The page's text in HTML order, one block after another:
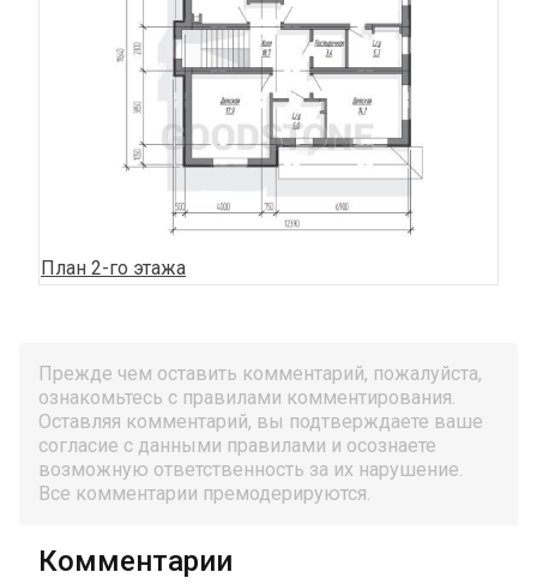
План 2-го этажа
Прежде чем оставить комментарий, пожалуйста,
ознакомьтесь с правилами комментирования.
Оставляя комментарий, вы подтверждаете ваше
согласие с данными правилами и осознаете
возможную ответственность за их нарушение.
Все комментарии премодерируются.
Комментарии